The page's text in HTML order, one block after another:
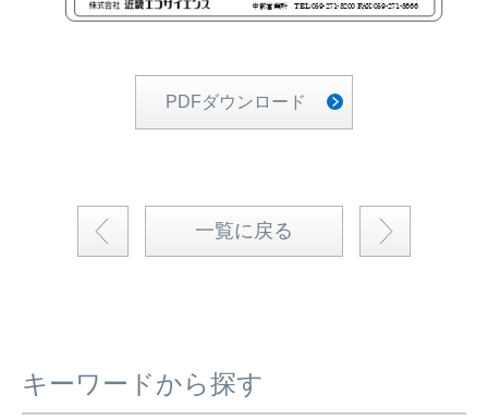
PDFダウンロード
一覧に戻る
キーワードから探す